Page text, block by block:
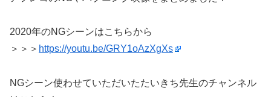
2020年のNGシーンはこちらから
＞＞＞ https://youtu.be/GRY1oAzXgXs
NGシーン使わせていただいたたいきち先生のチャンネル